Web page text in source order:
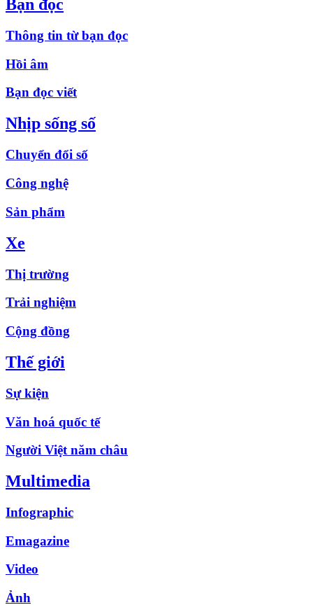
Bạn đọc
Thông tin từ bạn đọc
Hồi âm
Bạn đọc viết
Nhịp sống số
Chuyển đổi số
Công nghệ
Sản phẩm
Xe
Thị trường
Trải nghiệm
Cộng đồng
Thế giới
Sự kiện
Văn hoá quốc tế
Người Việt năm châu
Multimedia
Infographic
Emagazine
Video
Ảnh